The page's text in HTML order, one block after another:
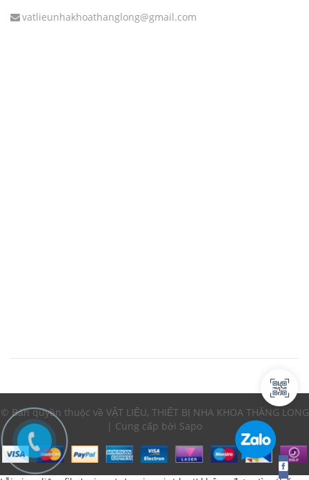
vatlieunhakhoathanglong@gmail.com
© Bản quyền thuộc về VẬT LIỆU, THIẾT BỊ NHA KHOA THĂNG LONG
| Cung cấp bởi Sapo